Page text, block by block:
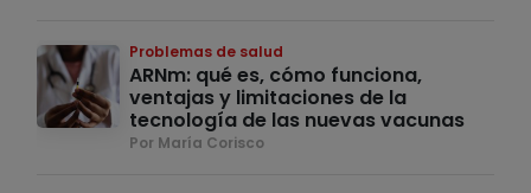
Problemas de salud
ARNm: qué es, cómo funciona,
ventajas y limitaciones de la
tecnología de las nuevas vacunas
Por María Corisco